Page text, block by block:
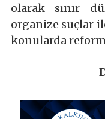
olarak sınır
organize suçlar
konularda